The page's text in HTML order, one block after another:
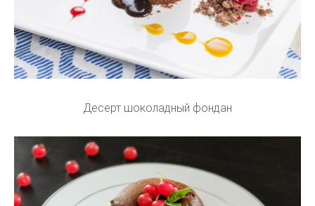
Десерт шоколадный фондан